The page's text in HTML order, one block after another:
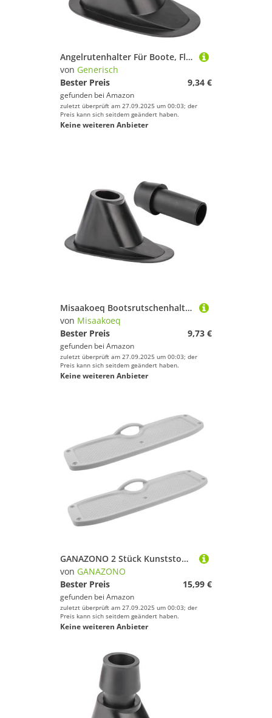
Angelrutenhalter Für Boote, Fliegenrutenhalter, Doppeldurchmesser Montagesatz Aufbewahrungsständer Für Kajaks, Kanus, Pontons, Schlauchboote, Ruderboote, Outdooraktivitäten
von Generisch
Bester Preis
9,34 €
gefunden bei Amazon
zuletzt überprüft am 27.09.2025 um 00:03; der
Preis kann sich seitdem geändert haben.
Keine weiteren Anbieter
Misaakoeq Bootsrutschenhalter - Angelruten Halterung,Universalmontagesatz Mit Doppeldurchmesser Für Kanus Ruderboote Kajaks Pontons Und Schlauchboote
von Misaakoeq
Bester Preis
9,73 €
gefunden bei Amazon
zuletzt überprüft am 27.09.2025 um 00:03; der
Preis kann sich seitdem geändert haben.
Keine weiteren Anbieter
GANAZONO 2 Stück Kunststoff Motorhalterung für Schlauchboote Stabile Mehrzweck Heckstützplatte für Kajak und Angelboote Robuste Außenbordmotor Montageplatte für Aufblasbare Boote
von GANAZONO
Bester Preis
15,99 €
gefunden bei Amazon
zuletzt überprüft am 27.09.2025 um 00:03; der
Preis kann sich seitdem geändert haben.
Keine weiteren Anbieter